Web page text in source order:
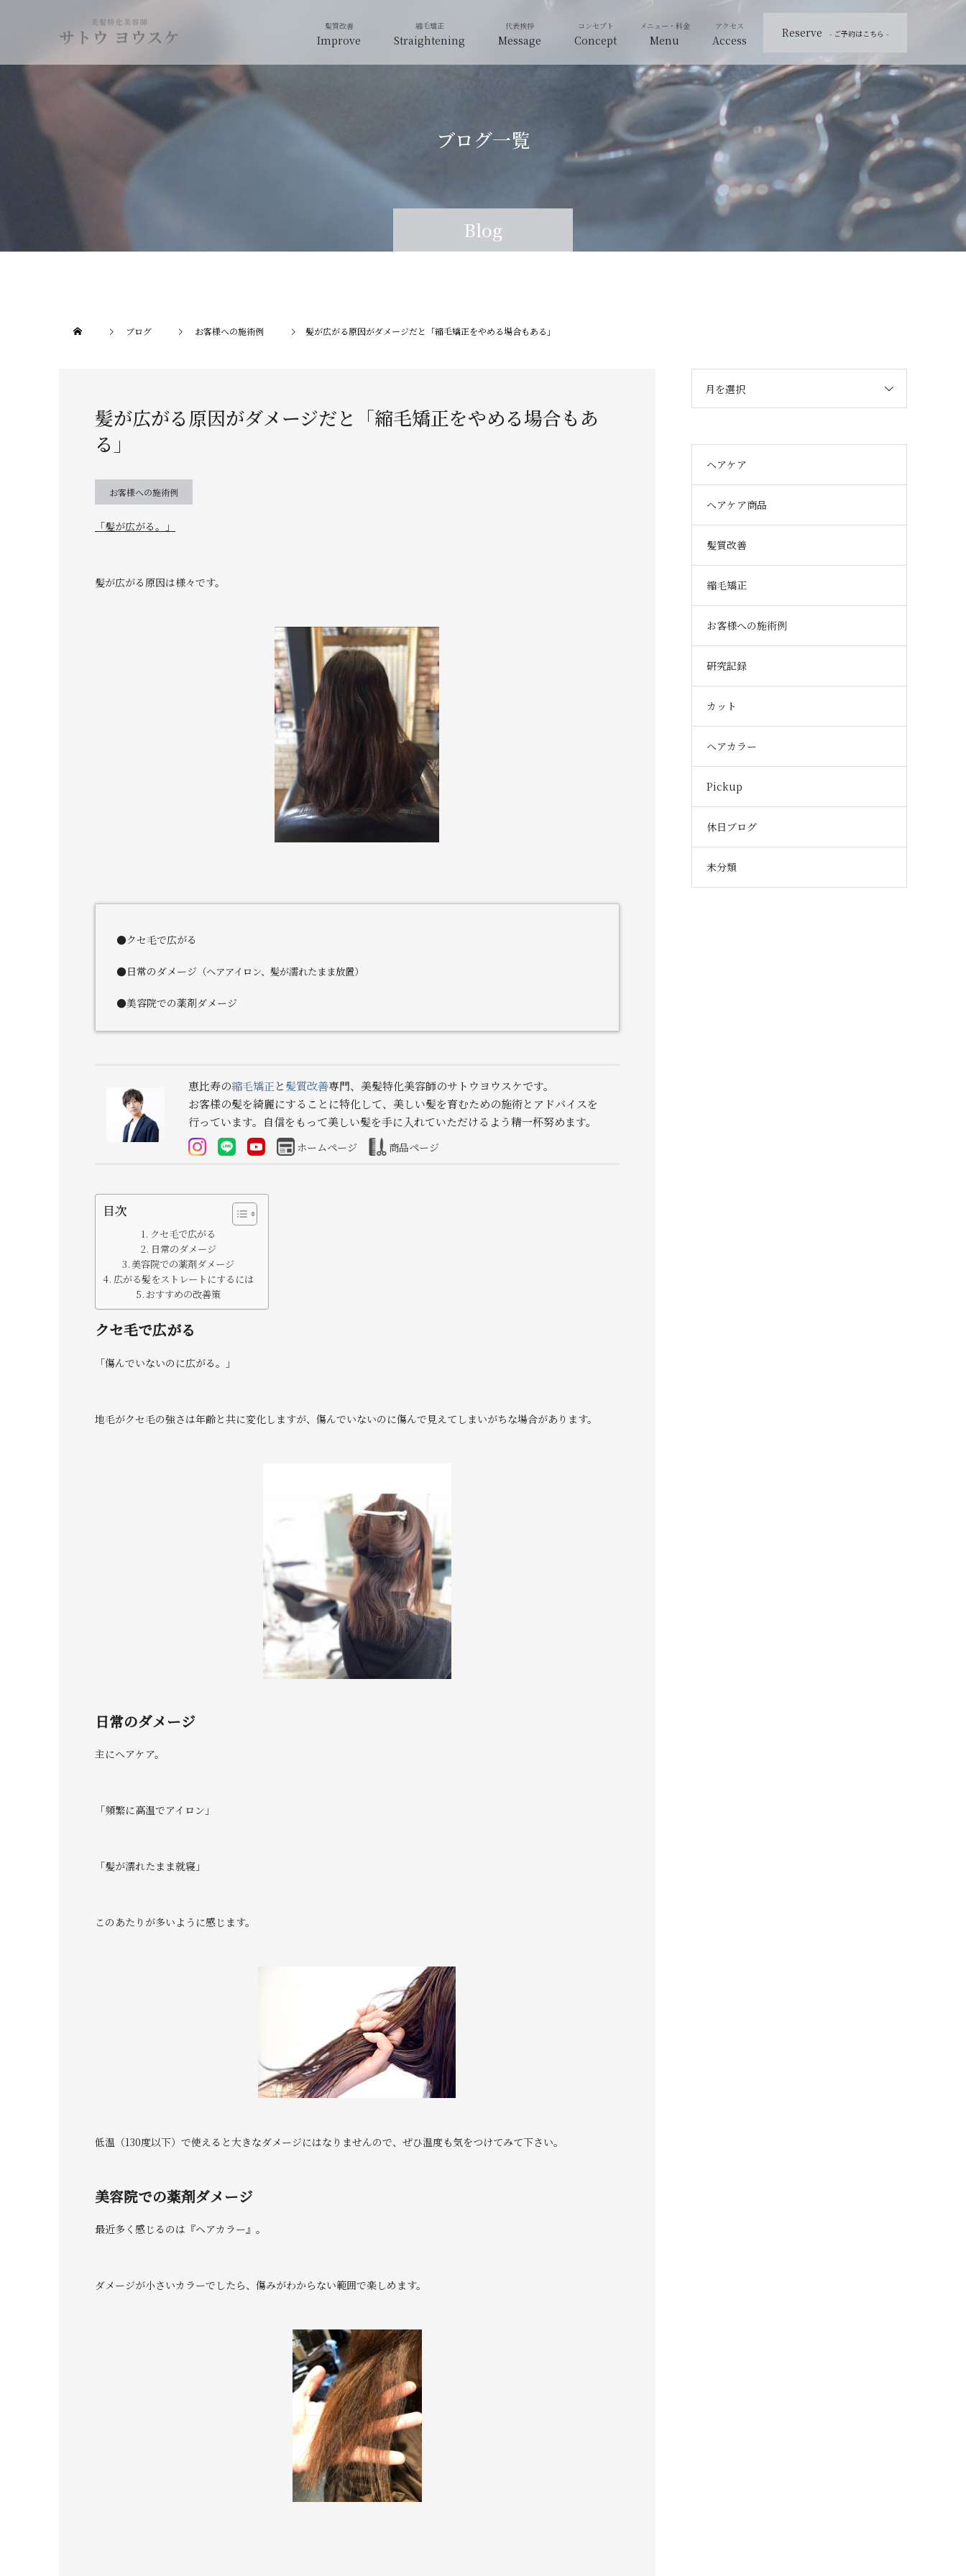
Improve Straightening Message Concept Menu Access
Reserve - ご予約はこちら -
Blog
Blog
ブログ一覧
ブログ お客様への施術例 髪が広がる原因がダメージだと「縮毛矯正をやめる場合もある」
髪が広がる原因がダメージだと「縮毛矯正をやめる場合もあ
る」
お客様への施術例
「髪が広がる。」
髪が広がる原因は様々です。
●クセ毛で広がる
●日常のダメージ （ヘアアイロン、髪が濡れたまま放置）
●美容院での薬剤ダメージ
恵比寿の縮毛矯正と髪質改善専門、美髪特化美容師のサトウヨウスケです。
お客様の髪を綺麗にすることに特化して、美しい髪を育むための施術とアドバイスを
行っています。自信をもって美しい髪を手に入れていただけるよう精一杯努めます。
ホームページ 商品ページ
目次
クセ毛で広がる
日常のダメージ
美容院での薬剤ダメージ
広がる髪をストレートにするには
おすすめの改善策
クセ毛で広がる
「傷んでいないのに広がる。」
地毛がクセ毛の強さは年齢と共に変化しますが、傷んでいないのに傷んで見えてしまいがちな場合があります。
日常のダメージ
主にヘアケア。
「頻繁に高温でアイロン」
「髪が濡れたまま就寝」
このあたりが多いように感じます。
低温（130度以下）で使えると大きなダメージにはなりませんので、ぜひ温度も気をつけてみて下さい。
美容院での薬剤ダメージ
最近多く感じるのは『ヘアカラー』。
ダメージが小さいカラーでしたら、傷みがわからない範囲で楽しめます。
月を選択
ヘアケア
ヘアケア商品
髪質改善
縮毛矯正
お客様への施術例
研究記録
カット
ヘアカラー
Pickup
休日ブログ
未分類